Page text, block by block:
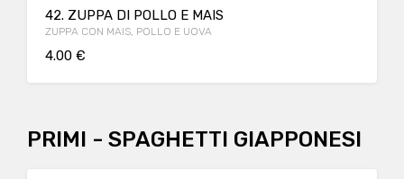
42. ZUPPA DI POLLO E MAIS
ZUPPA CON MAIS, POLLO E UOVA
4.00 €
PRIMI - SPAGHETTI GIAPPONESI